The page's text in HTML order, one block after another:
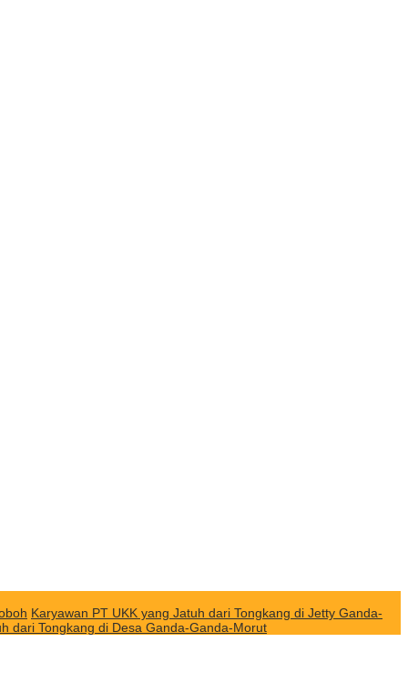
Karyawan PT UKK yang Jatuh dari Tongkang di Jetty Ganda-
dari Tongkang di Desa Ganda-Ganda-Morut